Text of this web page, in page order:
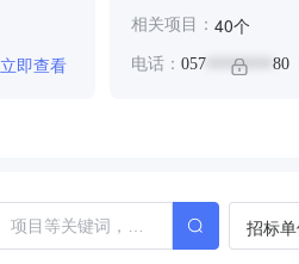
立即查看
相关项目： 40个
电话： 057 ******** 80
招标